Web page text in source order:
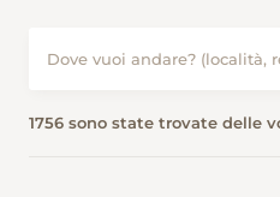
1756 sono state trovate delle